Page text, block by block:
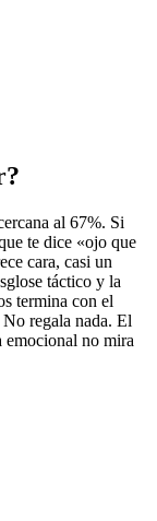
al 67%. Si
te dice «ojo que
cara, casi un
táctico y la
termina con el
regala nada. El
emocional no mira